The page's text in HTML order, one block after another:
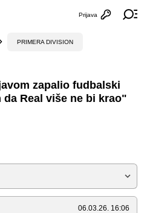
Otvori
Prijava
PRIMERA DIVISION
zapalio fudbalski
Real više ne bi krao"
06.03.26. 16:06